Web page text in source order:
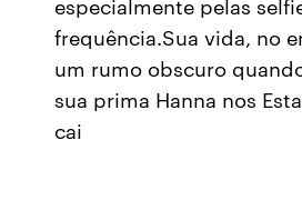
frequência.Sua vida, no
um rumo obscuro
sua prima Hanna nos
cai